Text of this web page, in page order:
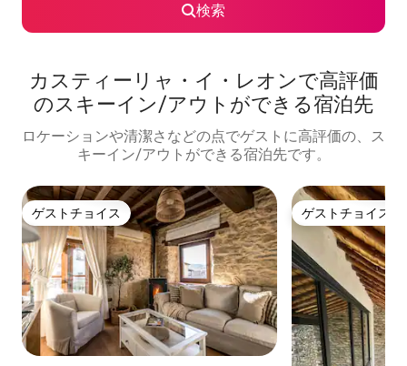
検索
カスティーリャ・イ・レオンで高評価
のスキーイン/アウトができる宿泊先
ロケーションや清潔さなどの点でゲストに高評価の、ス
キーイン/アウトができる宿泊先です。
ゲストチョイス
ゲストチョイス ゲストチョイス
ゲストチョイス